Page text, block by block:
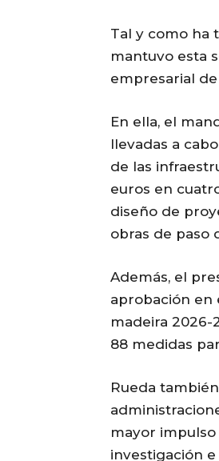
Tal y como ha
mantuvo esta
empresarial
En ella, el
llevadas a
de las
euros en
diseño de
obras de paso
Además, el
aprobación en
madeira 2026-
88 medidas
Rueda
mayor
investigación